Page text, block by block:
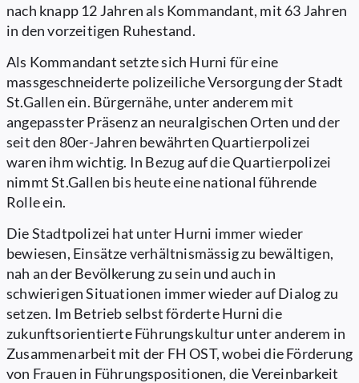
nach knapp 12 Jahren als Kommandant, mit 63 Jahren
in den vorzeitigen Ruhestand.
Als Kommandant setzte sich Hurni für eine
massgeschneiderte polizeiliche Versorgung der Stadt
St.Gallen ein. Bürgernähe, unter anderem mit
angepasster Präsenz an neuralgischen Orten und der
seit den 80er-Jahren bewährten Quartierpolizei
waren ihm wichtig. In Bezug auf die Quartierpolizei
nimmt St.Gallen bis heute eine national führende
Rolle ein.
Die Stadtpolizei hat unter Hurni immer wieder
bewiesen, Einsätze verhältnismässig zu bewältigen,
nah an der Bevölkerung zu sein und auch in
schwierigen Situationen immer wieder auf Dialog zu
setzen. Im Betrieb selbst förderte Hurni die
zukunftsorientierte Führungskultur unter anderem in
Zusammenarbeit mit der FH OST, wobei die Förderung
von Frauen in Führungspositionen, die Vereinbarkeit